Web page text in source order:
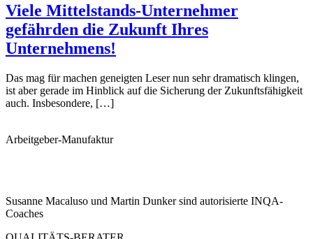
Viele Mittelstands-Unternehmer
gefährden die Zukunft Ihres
Unternehmens!
Das mag für machen geneigten Leser nun sehr dramatisch klingen,
ist aber gerade im Hinblick auf die Sicherung der Zukunftsfähigkeit
auch. Insbesondere, […]
Arbeitgeber-Manufaktur
Susanne Macaluso und Martin Dunker sind autorisierte INQA-
Coaches